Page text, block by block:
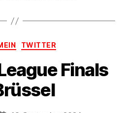
Kategorien
TWITTER
Finals